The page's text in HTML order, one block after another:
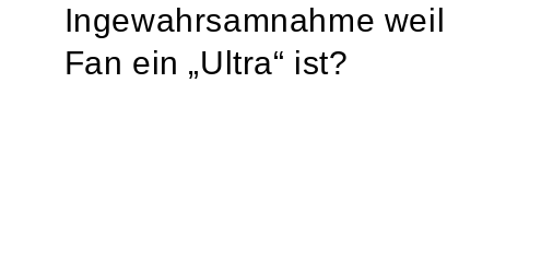
Ingewahrsamnahme weil
Fan ein „Ultra“ ist?